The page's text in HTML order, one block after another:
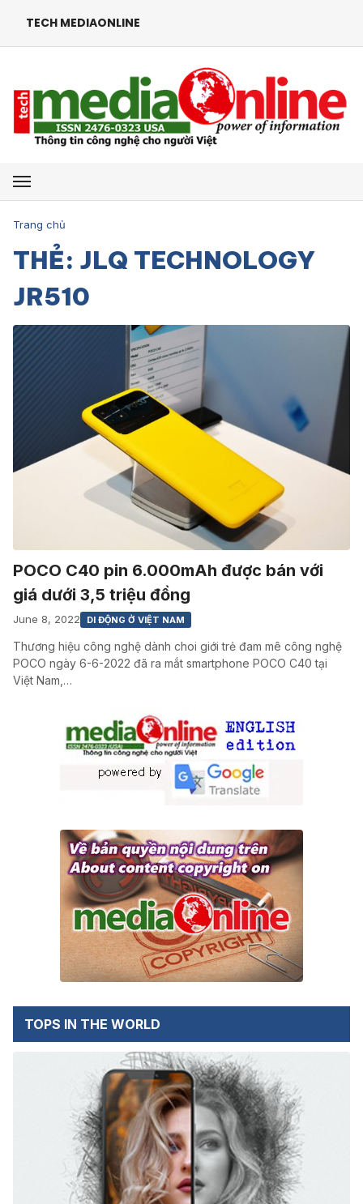
TECH MEDIAONLINE
Mở menu
Trang chủ
THẺ: JLQ TECHNOLOGY
JR510
POCO C40 pin 6.000mAh được bán với
giá dưới 3,5 triệu đồng
June 8, 2022 DI ĐỘNG Ở VIỆT NAM
Thương hiệu công nghệ dành choi giới trẻ đam mê công nghệ
POCO ngày 6-6-2022 đã ra mắt smartphone POCO C40 tại
Việt Nam,…
TOPS IN THE WORLD